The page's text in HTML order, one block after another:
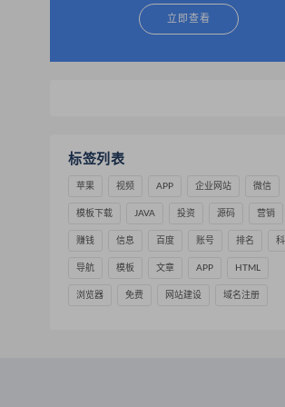
立即查看
标签列表
苹果 视频 APP 企业网站 微信
模板下载 JAVA 投资 源码 营销
赚钱 信息 百度 账号 排名
导航 模板 文章 APP HTML
浏览器 免费 网站建设 域名注册